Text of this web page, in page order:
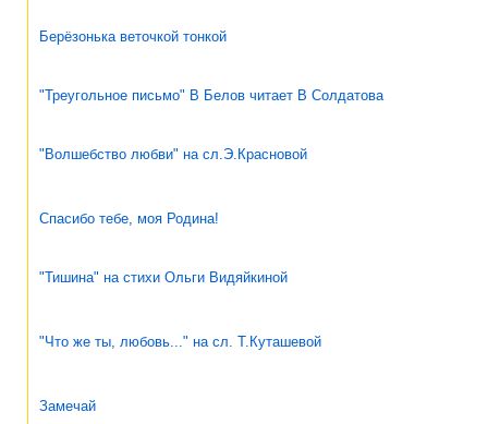
Берёзонька веточкой тонкой
"Треугольное письмо" В Белов читает В Солдатова
"Волшебство любви" на сл.Э.Красновой
Спасибо тебе, моя Родина!
"Тишина" на стихи Ольги Видяйкиной
"Что же ты, любовь..." на сл. Т.Куташевой
Замечай